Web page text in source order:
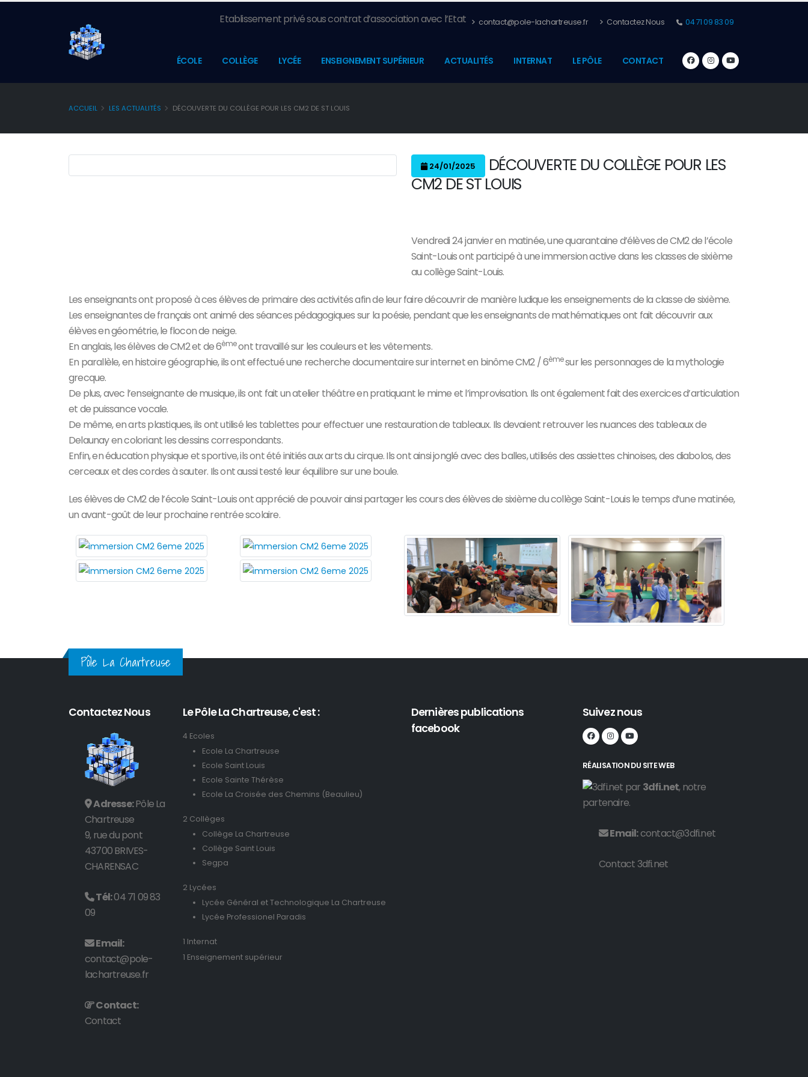
Etablissement privé sous contrat d’association avec l’Etat contact@pole-lachartreuse.fr Contactez Nous 04 71 09 83 09
ÉCOLE COLLÈGE LYCÉE ENSEIGNEMENT SUPÉRIEUR ACTUALITÉS INTERNAT LE PÔLE CONTACT
ACCUEIL LES ACTUALITÉS DÉCOUVERTE DU COLLÈGE POUR LES CM2 DE ST LOUIS
24/01/2025
DÉCOUVERTE DU COLLÈGE POUR LES
CM2 DE ST LOUIS
Vendredi 24 janvier en matinée, une quarantaine d’élèves de CM2 de l’école
Saint-Louis ont participé à une immersion active dans les classes de sixième
au collège Saint-Louis.
Les enseignants ont proposé à ces élèves de primaire des activités afin de leur faire découvrir de manière ludique les enseignements de la classe de sixième.
Les enseignantes de français ont animé des séances pédagogiques sur la poésie, pendant que les enseignants de mathématiques ont fait découvrir aux
élèves en géométrie, le flocon de neige.
En anglais, les élèves de CM2 et de 6èmeont travaillé sur les couleurs et les vêtements.
En parallèle, en histoire géographie, ils ont effectué une recherche documentaire sur internet en binôme CM2 / 6èmesur les personnages de la mythologie
grecque.
De plus, avec l’enseignante de musique, ils ont fait un atelier théâtre en pratiquant le mime et l’improvisation. Ils ont également fait des exercices d’articulation
et de puissance vocale.
De même, en arts plastiques, ils ont utilisé les tablettes pour effectuer une restauration de tableaux. Ils devaient retrouver les nuances des tableaux de
Delaunay en coloriant les dessins correspondants.
Enfin, en éducation physique et sportive, ils ont été initiés aux arts du cirque. Ils ont ainsi jonglé avec des balles, utilisés des assiettes chinoises, des diabolos, des
cerceaux et des cordes à sauter. Ils ont aussi testé leur équilibre sur une boule.
Les élèves de CM2 de l’école Saint-Louis ont apprécié de pouvoir ainsi partager les cours des élèves de sixième du collège Saint-Louis le temps d’une matinée,
un avant-goût de leur prochaine rentrée scolaire.
Pôle La Chartreuse
Contactez Nous
Adresse:Pôle La
Chartreuse
9, rue du pont
43700 BRIVES-
CHARENSAC
Tél:04 71 09 83
09
Email:
contact@pole-
lachartreuse.fr
Contact:
Contact
Le Pôle La Chartreuse, c'est :
4 Ecoles
Ecole La Chartreuse
Ecole Saint Louis
Ecole Sainte Thérèse
Ecole La Croisée des Chemins (Beaulieu)
2 Collèges
Collège La Chartreuse
Collège Saint Louis
Segpa
2 Lycées
Lycée Général et Technologique La Chartreuse
Lycée Professionel Paradis
1 Internat
1 Enseignement supérieur
Dernières publications
facebook
Suivez nous
RÉALISATION DU SITE WEB
par 3dfi.net, notre
partenaire.
Email:contact@3dfi.net
Contact 3dfi.net